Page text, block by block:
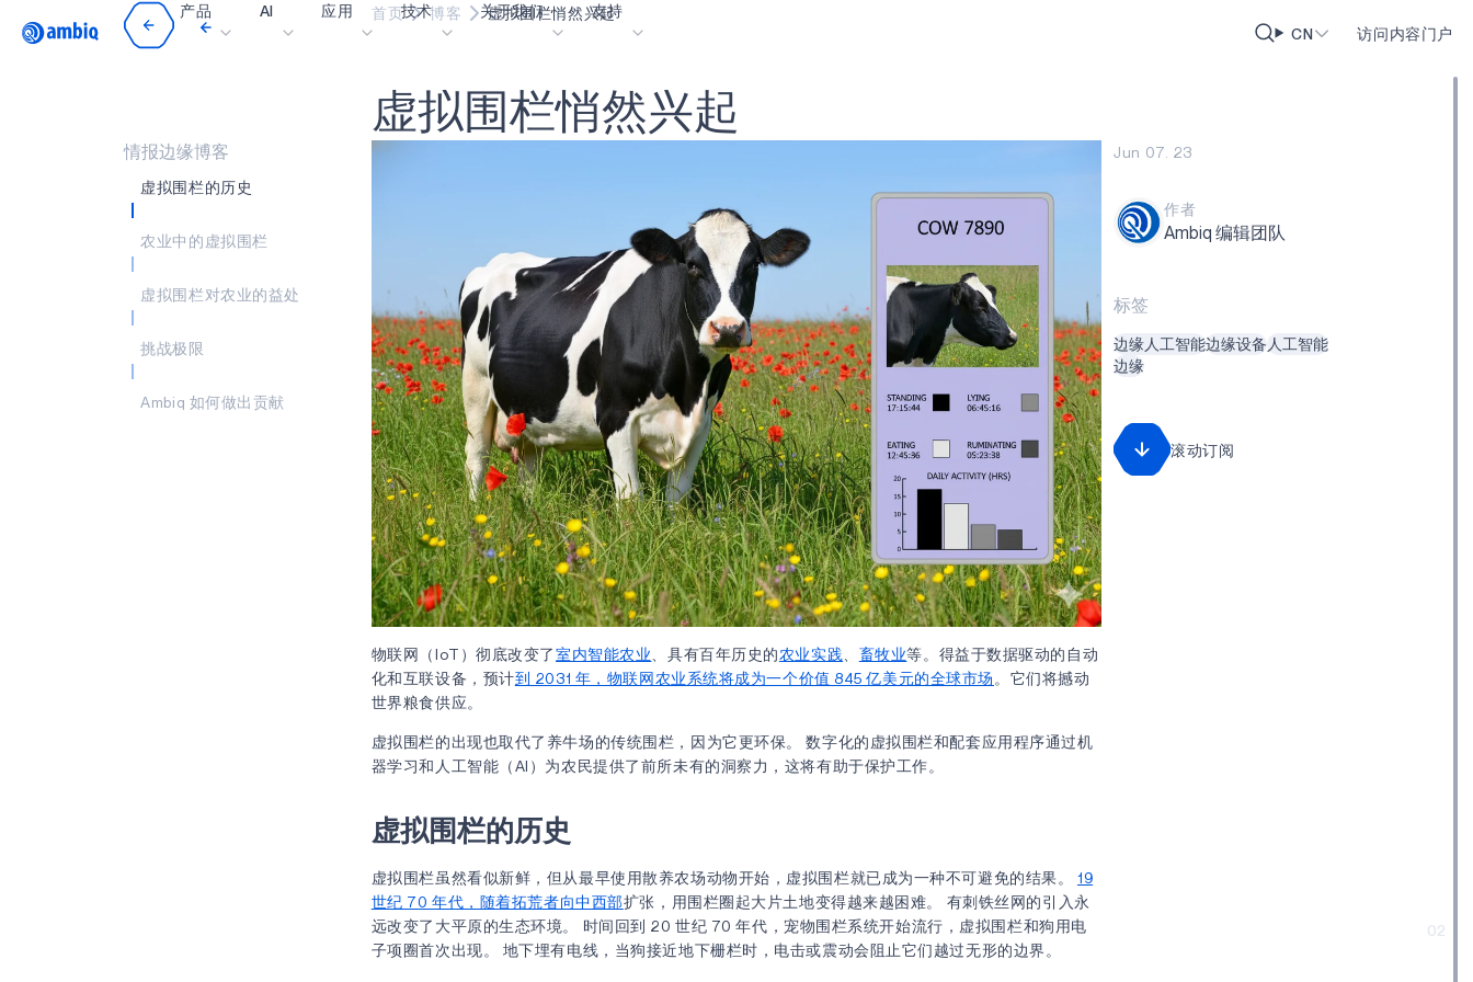
产品 AI 应用
可听戴设备
技术
blueSPOT
graphiqSPOT
turboSPOT
关于我们
博客
职业生涯
投资者关系
消息
合作伙伴关系的成功亮点
为何选择 Ambiq
什么是边缘 AI？
支持
内容门户网站
术语表
我们的合作伙伴
资源
视频资料库
购买地点
常见问题
CN 访问内容门户
02
首页 博客 虚拟围栏悄然兴起
虚拟 围 栏悄然兴起
情报边缘博客
虚拟围栏的历史
农业中的虚拟围栏
虚拟围栏对农业的益处
挑战极限
Ambiq 如何做出贡献
物联网（IoT）彻底改变了室内智能农业 、具有百年历史的农业实践 畜牧业等。得益于数据驱动的自动
化和互联设备，预计到 2031 年，物联网农业系统将成为一个价值 845 亿美元的全球市场 。它们将撼动
世界粮食供应。
虚拟围栏的出现也取代了养牛场的传统围栏，因为它更环保。 数字化的虚拟围栏和配套应用程序通过机
器学习和人工智能（AI）为农民提供了前所未有的洞察力，这将有助于保护工作。
虚拟围栏的历史
虚拟围栏虽然看似新鲜，但从最早使用散养农场动物开始，虚拟围栏就已成为一种不可避免的结果。 19
世纪 70 年代，随着拓荒者向中西部扩张，用围栏圈起大片土地变得越来越困难。 有刺铁丝网的引入永
远改变了大平原的生态环境。 时间回到 20 世纪 70 年代，宠物围栏系统开始流行，虚拟围栏和狗用电
子项圈首次出现。 地下埋有电线，当狗接近地下栅栏时，电击或震动会阻止它们越过无形的边界。
Jun 07. 23
作者
Ambiq 编辑团队
标签
边缘人工智能边缘设备人工智能
边缘
滚动订阅
Video title